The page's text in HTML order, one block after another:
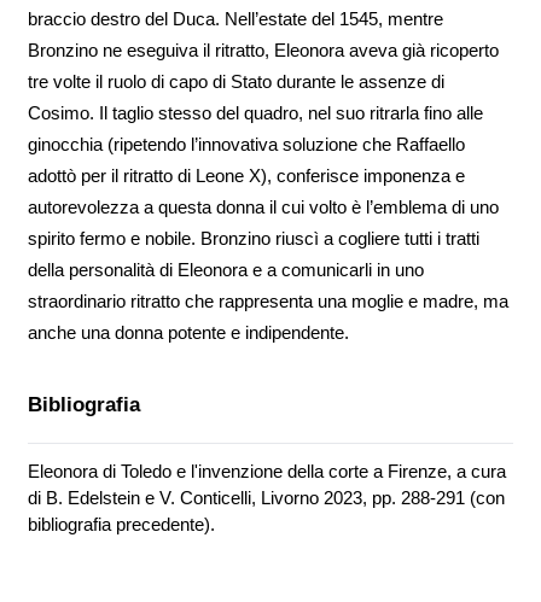
braccio destro del Duca. Nell’estate del 1545, mentre
Bronzino ne eseguiva il ritratto, Eleonora aveva già ricoperto
tre volte il ruolo di capo di Stato durante le assenze di
Cosimo. Il taglio stesso del quadro, nel suo ritrarla fino alle
ginocchia (ripetendo l’innovativa soluzione che Raffaello
adottò per il ritratto di Leone X), conferisce imponenza e
autorevolezza a questa donna il cui volto è l’emblema di uno
spirito fermo e nobile. Bronzino riuscì a cogliere tutti i tratti
della personalità di Eleonora e a comunicarli in uno
straordinario ritratto che rappresenta una moglie e madre, ma
anche una donna potente e indipendente.
Bibliografia
Eleonora di Toledo e l'invenzione della corte a Firenze, a cura
di B. Edelstein e V. Conticelli, Livorno 2023, pp. 288-291 (con
bibliografia precedente).